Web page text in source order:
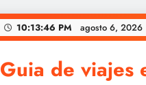
10:13:46 PM agosto 6, 2026
Guia de viajes